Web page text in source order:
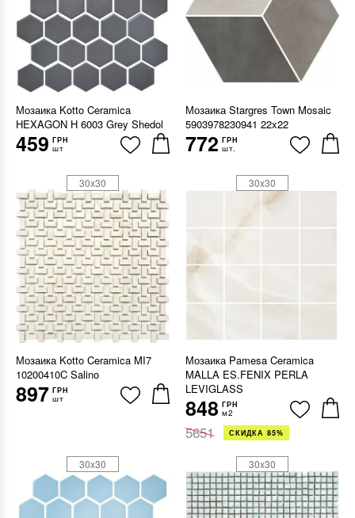
Мозаика Kotto Ceramica
HEXAGON H 6003 Grey Shedol
459 ГРН
шт
Мозаика Stargres Town Mosaic
5903978230941 22x22
772 ГРН
шт.
Мозаика Kotto Ceramica MI7
10200410C Salino
897 ГРН
шт
30x30
Мозаика Pamesa Ceramica
MALLA ES.FENIX PERLA
LEVIGLASS
848 ГРН
м2
5651 СКИДКА 85%
30x30
30x30 30x30